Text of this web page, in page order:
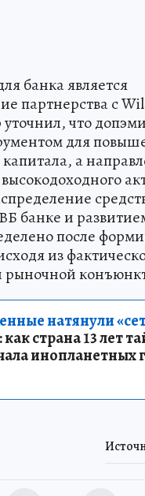
банка является
партнерства с
что
для
капитала, а
банке и
после
из
рыночной
натянули
страна 13 лет
инопланетных